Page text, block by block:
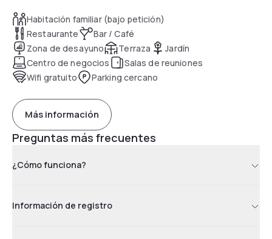
Habitación familiar (bajo petición)
Restaurante
Bar / Café
Zona de desayuno
Terraza
Jardín
Centro de negocios
Salas de reuniones
Wifi gratuito
Parking cercano
Más información
Preguntas más frecuentes
¿Cómo funciona?
Información de registro